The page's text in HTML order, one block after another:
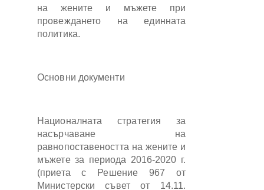
на жените и мъжете при
провеждането на единната
политика.
Основни документи
Националната стратегия за
насърчаване на
равнопоставеността на жените и
мъжете за периода 2016-2020 г.
(приета с Решение 967 от
Министерски съвет от 14.11.